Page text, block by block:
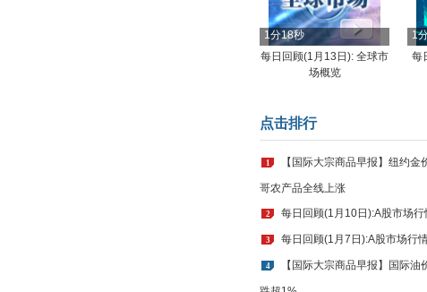
1分18秒
每日回顾(1月13日): 全球市
场概览
1
每
点击排行
1 【国际大宗商品早报】纽约
哥农产品全线上涨
2 每日回顾(1月10日):A股市场行
3 每日回顾(1月7日):A股市场行
4 【国际大宗商品早报】国际